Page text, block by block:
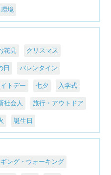
環境
花見 クリスマス
日 バレンタイン
トデー 七夕 入学式
社会人 旅行・アウトドア
誕生日
ング・ウォーキング